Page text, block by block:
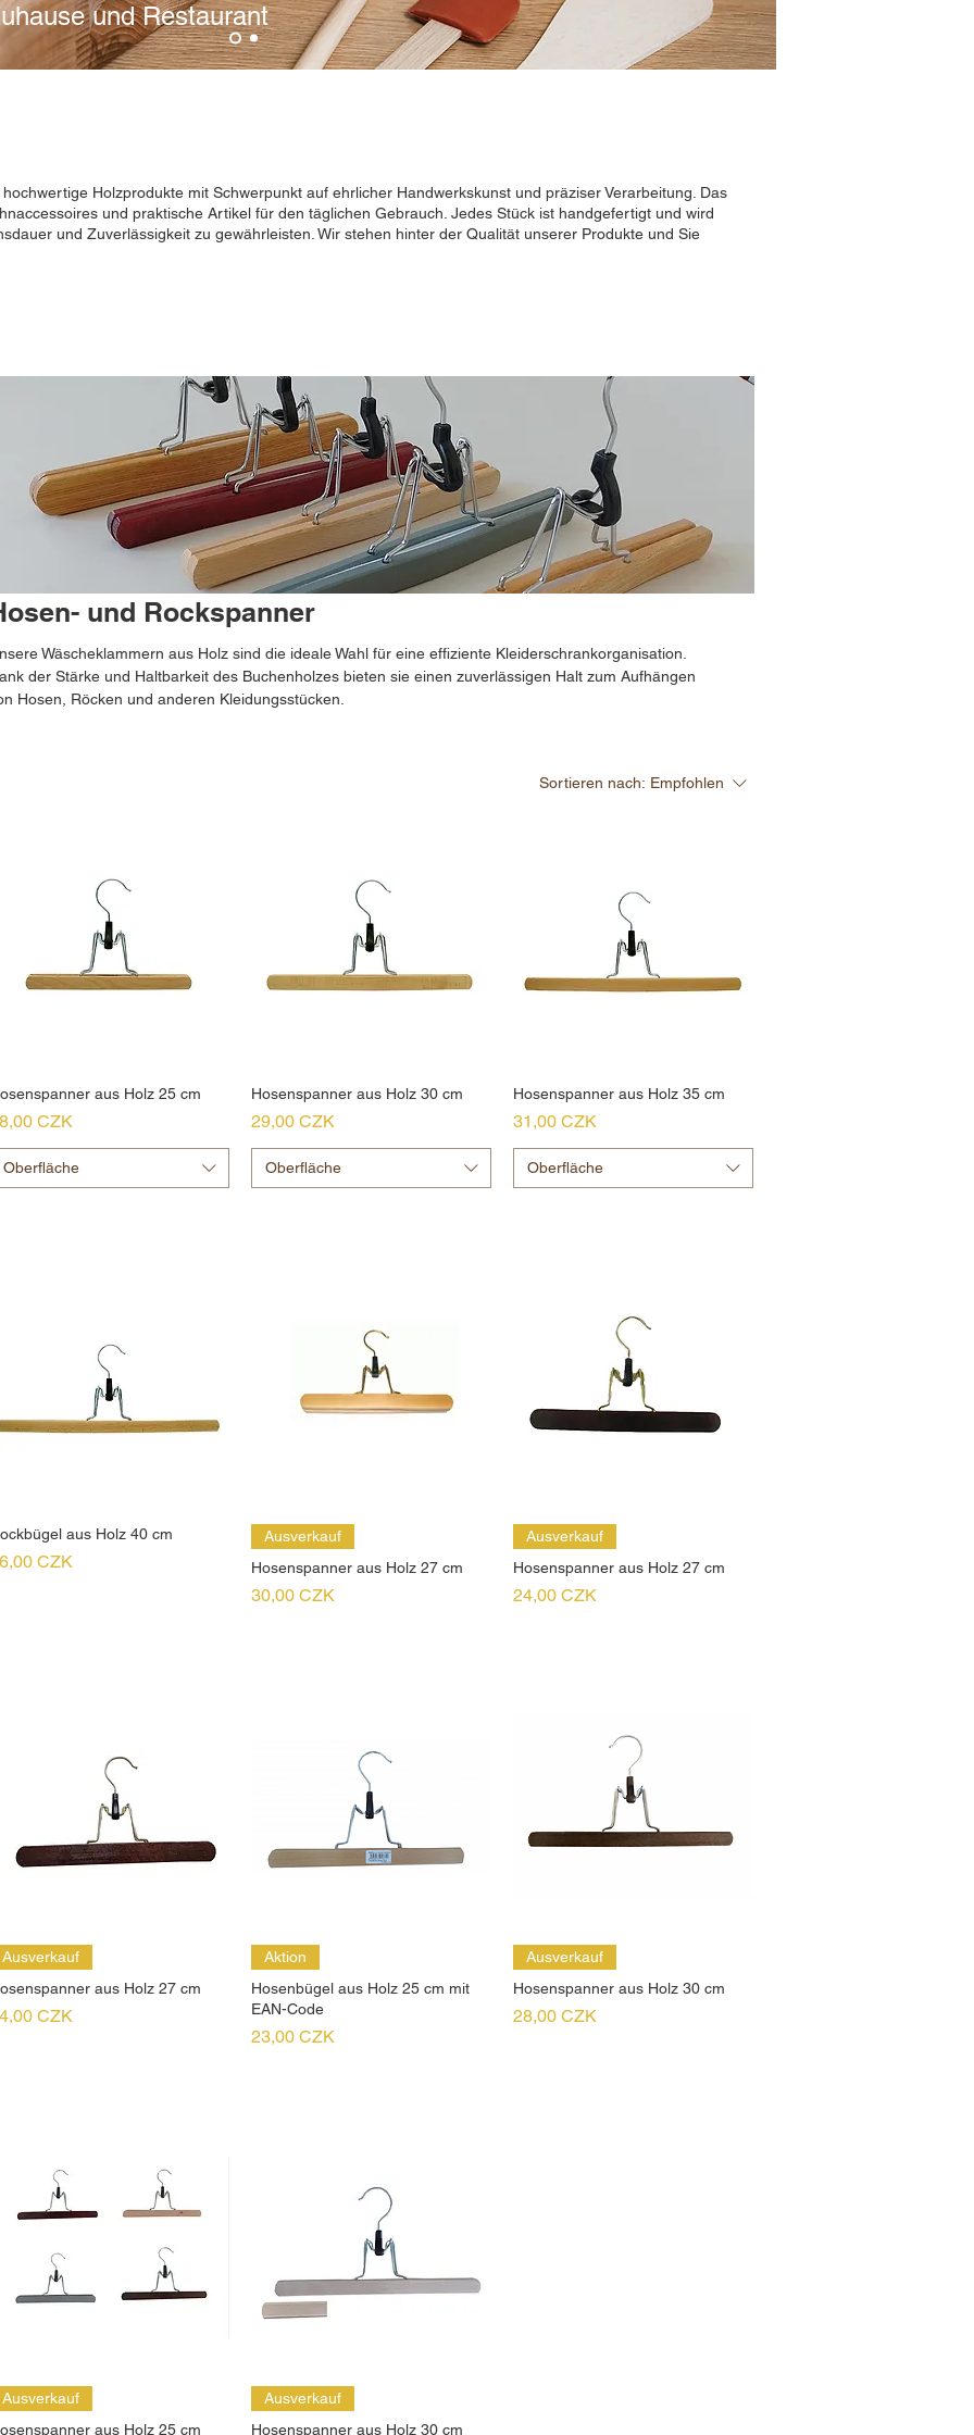
und Restaurant
Holzprodukte mit Schwerpunkt auf ehrlicher Handwerkskunst und präziser Verarbeitung. Das
und praktische Artikel für den täglichen Gebrauch. Jedes Stück ist handgefertigt und wird
und Zuverlässigkeit zu gewährleisten. Wir stehen hinter der Qualität unserer Produkte und Sie
und Rockspanner
Wäscheklammern aus Holz sind die ideale Wahl für eine effiziente Kleiderschrankorganisation.
der Stärke und Haltbarkeit des Buchenholzes bieten sie einen zuverlässigen Halt zum Aufhängen
Hosen, Röcken und anderen Kleidungsstücken.
Sortieren nach: Empfohlen
aus Holz 25 cm
CZK
Oberfläche
Hosenspanner aus Holz 30 cm
Preis
29,00 CZK
Oberfläche
Hosenspanner aus Holz 35 cm
Preis
31,00 CZK
Oberfläche
aus Holz 40 cm
CZK
Ausverkauf
Hosenspanner aus Holz 27 cm
Preis
30,00 CZK
Ausverkauf
Hosenspanner aus Holz 27 cm
Preis
24,00 CZK
Ausverkauf
aus Holz 27 cm
CZK
Aktion
Hosenbügel aus Holz 25 cm mit
EAN-Code
Preis
23,00 CZK
Ausverkauf
Hosenspanner aus Holz 30 cm
Preis
28,00 CZK
Ausverkauf
aus Holz 25 cm
Ausverkauf
Hosenspanner aus Holz 30 cm